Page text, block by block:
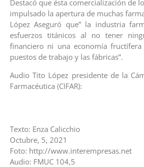
Destacó que ésta comercialización de
impulsado la apertura de muchas
López Aseguró que” la industria
esfuerzos titánicos al no tener
financiero ni una economía
puestos de trabajo y las fábricas”.
Audio Tito López presidente de la
Farmacéutica (CIFAR):
Texto: Enza Calicchio
Octubre, 5, 2021
Foto: http://www.interempresas.net
Audio: FMUC 104,5